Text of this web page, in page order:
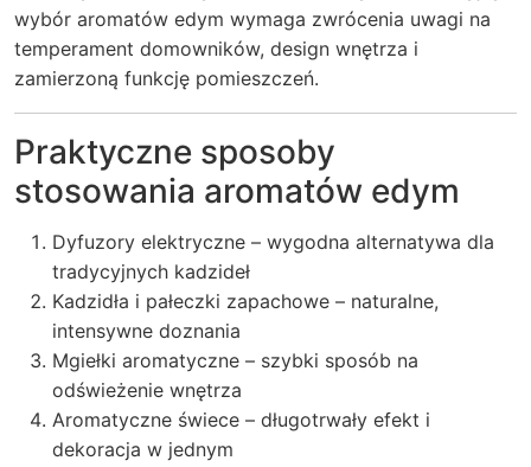
wybór aromatów edym wymaga zwrócenia uwagi na
temperament domowników, design wnętrza i
zamierzoną funkcję pomieszczeń.
Praktyczne sposoby
stosowania aromatów edym
Dyfuzory elektryczne – wygodna alternatywa dla
tradycyjnych kadzideł
Kadzidła i pałeczki zapachowe – naturalne,
intensywne doznania
Mgiełki aromatyczne – szybki sposób na
odświeżenie wnętrza
Aromatyczne świece – długotrwały efekt i
dekoracja w jednym